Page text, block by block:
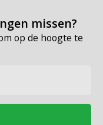
missen?
op de hoogte te